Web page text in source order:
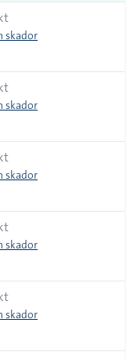
skador
skador
skador
skador
skador